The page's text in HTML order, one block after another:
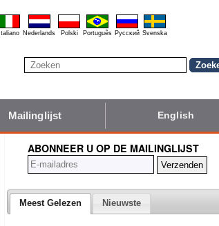
Italiano Nederlands Polski Português Pyccĸий Svenska
Mailinglijst English
ABONNEER U OP DE MAILINGLIJST
Meest Gelezen Nieuwste